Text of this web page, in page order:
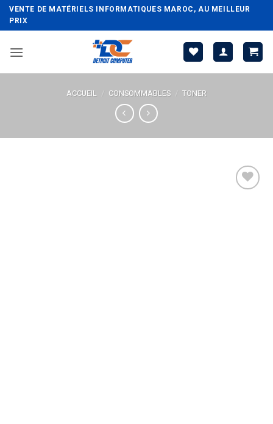
Passer
au
VENTE DE MATÉRIELS INFORMATIQUES MAROC, AU MEILLEUR
PRIX
ACCUEIL / CONSOMMABLES / TONER